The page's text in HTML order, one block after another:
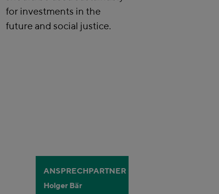
for investments in the
future and social justice.
ANSPRECHPARTNER
Holger Bär